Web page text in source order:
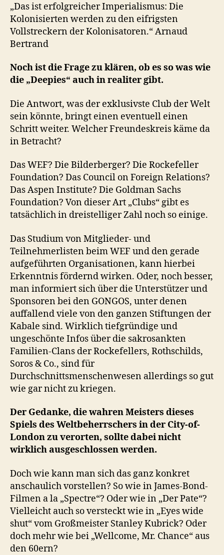
„Das ist erfolgreicher Imperialismus: Die
Kolonisierten werden zu den eifrigsten
Vollstreckern der Kolonisatoren.“ Arnaud
Bertrand
Noch ist die Frage zu klären, ob es so was wie
die „Deepies“ auch in realiter gibt.
Die Antwort, was der exklusivste Club der Welt
sein könnte, bringt einen eventuell einen
Schritt weiter. Welcher Freundeskreis käme da
in Betracht?
Das WEF? Die Bilderberger? Die Rockefeller
Foundation? Das Council on Foreign Relations?
Das Aspen Institute? Die Goldman Sachs
Foundation? Von dieser Art „Clubs“ gibt es
tatsächlich in dreistelliger Zahl noch so einige.
Das Studium von Mitglieder- und
Teilnehmerlisten beim WEF und den gerade
aufgeführten Organisationen, kann hierbei
Erkenntnis fördernd wirken. Oder, noch besser,
man informiert sich über die Unterstützer und
Sponsoren bei den GONGOS, unter denen
auffallend viele von den ganzen Stiftungen der
Kabale sind. Wirklich tiefgründige und
ungeschönte Infos über die sakrosankten
Familien-Clans der Rockefellers, Rothschilds,
Soros & Co., sind für
Durchschnittsmenschenwesen allerdings so gut
wie gar nicht zu kriegen.
Der Gedanke, die wahren Meisters dieses
Spiels des Weltbeherrschers in der City-of-
London zu verorten, sollte dabei nicht
wirklich ausgeschlossen werden.
Doch wie kann man sich das ganz konkret
anschaulich vorstellen? So wie in James-Bond-
Filmen a la „Spectre“? Oder wie in „Der Pate“?
Vielleicht auch so versteckt wie in „Eyes wide
shut“ vom Großmeister Stanley Kubrick? Oder
doch mehr wie bei „Wellcome, Mr. Chance“ aus
den 60ern?